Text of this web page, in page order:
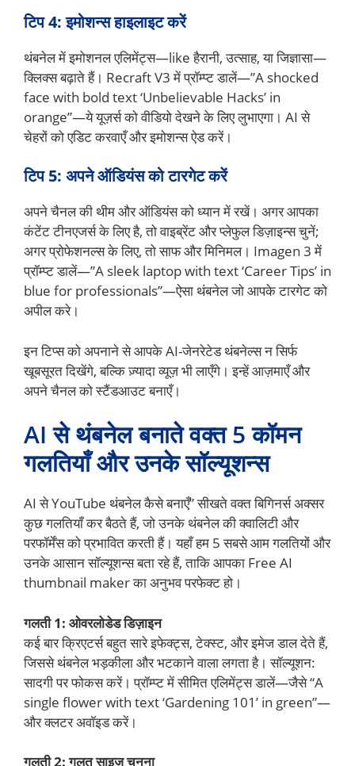
टिप 4: इमोशन्स हाइलाइट करें
थंबनेल में इमोशनल एलिमेंट्स—like हैरानी, उत्साह, या जिज्ञासा—
क्लिक्स बढ़ाते हैं। Recraft V3 में प्रॉम्प्ट डालें—”A shocked
face with bold text ‘Unbelievable Hacks’ in
orange”—ये यूज़र्स को वीडियो देखने के लिए लुभाएगा। AI से
चेहरों को एडिट करवाएँ और इमोशन्स ऐड करें।
टिप 5: अपने ऑडियंस को टारगेट करें
अपने चैनल की थीम और ऑडियंस को ध्यान में रखें। अगर आपका
कंटेंट टीनएजर्स के लिए है, तो वाइब्रेंट और प्लेफुल डिज़ाइन्स चुनें;
अगर प्रोफेशनल्स के लिए, तो साफ और मिनिमल। Imagen 3 में
प्रॉम्प्ट डालें—”A sleek laptop with text ‘Career Tips’ in
blue for professionals”—ऐसा थंबनेल जो आपके टारगेट को
अपील करे।
इन टिप्स को अपनाने से आपके AI-जेनरेटेड थंबनेल्स न सिर्फ
खूबसूरत दिखेंगे, बल्कि ज़्यादा व्यूज़ भी लाएँगे। इन्हें आज़माएँ और
अपने चैनल को स्टैंडआउट बनाएँ।
AI से थंबनेल बनाते वक्त 5 कॉमन
गलतियाँ और उनके सॉल्यूशन्स
AI से YouTube थंबनेल कैसे बनाएँ” सीखते वक्त बिगिनर्स अक्सर
कुछ गलतियाँ कर बैठते हैं, जो उनके थंबनेल की क्वालिटी और
परफॉर्मेंस को प्रभावित करती हैं। यहाँ हम 5 सबसे आम गलतियों और
उनके आसान सॉल्यूशन्स बता रहे हैं, ताकि आपका Free AI
thumbnail maker का अनुभव परफेक्ट हो।
गलती 1: ओवरलोडेड डिज़ाइन
कई बार क्रिएटर्स बहुत सारे इफेक्ट्स, टेक्स्ट, और इमेज डाल देते हैं,
जिससे थंबनेल भड़कीला और भटकाने वाला लगता है। सॉल्यूशन:
सादगी पर फोकस करें। प्रॉम्प्ट में सीमित एलिमेंट्स डालें—जैसे “A
single flower with text ‘Gardening 101’ in green”—
और क्लटर अवॉइड करें।
गलती 2: गलत साइज़ चुनना